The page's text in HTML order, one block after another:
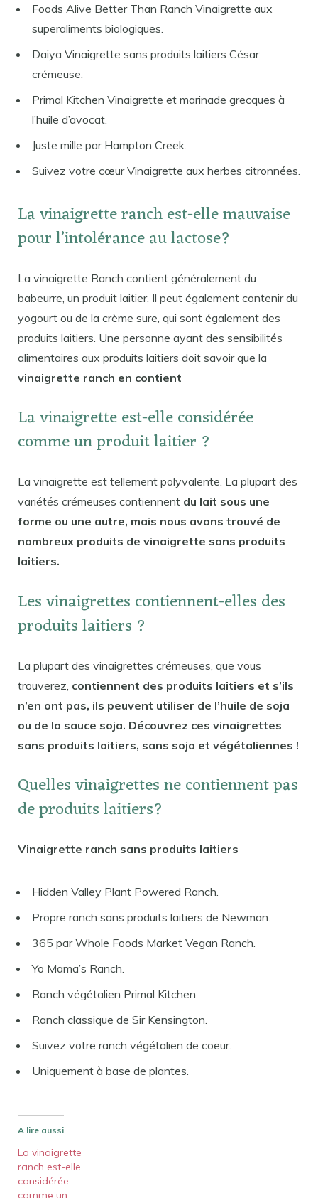
Foods Alive Better Than Ranch Vinaigrette aux
superaliments biologiques.
Daiya Vinaigrette sans produits laitiers César
crémeuse.
Primal Kitchen Vinaigrette et marinade grecques à
l’huile d’avocat.
Juste mille par Hampton Creek.
Suivez votre cœur Vinaigrette aux herbes citronnées.
La vinaigrette ranch est-elle mauvaise
pour l’intolérance au lactose?
La vinaigrette Ranch contient généralement du
babeurre, un produit laitier. Il peut également contenir du
yogourt ou de la crème sure, qui sont également des
produits laitiers. Une personne ayant des sensibilités
alimentaires aux produits laitiers doit savoir que la
vinaigrette ranch en contient
La vinaigrette est-elle considérée
comme un produit laitier ?
La vinaigrette est tellement polyvalente. La plupart des
variétés crémeuses contiennent du lait sous une
forme ou une autre, mais nous avons trouvé de
nombreux produits de vinaigrette sans produits
laitiers.
Les vinaigrettes contiennent-elles des
produits laitiers ?
La plupart des vinaigrettes crémeuses, que vous
trouverez, contiennent des produits laitiers et s’ils
n’en ont pas, ils peuvent utiliser de l’huile de soja
ou de la sauce soja. Découvrez ces vinaigrettes
sans produits laitiers, sans soja et végétaliennes !
Quelles vinaigrettes ne contiennent pas
de produits laitiers?
Vinaigrette ranch sans produits laitiers
Hidden Valley Plant Powered Ranch.
Propre ranch sans produits laitiers de Newman.
365 par Whole Foods Market Vegan Ranch.
Yo Mama’s Ranch.
Ranch végétalien Primal Kitchen.
Ranch classique de Sir Kensington.
Suivez votre ranch végétalien de coeur.
Uniquement à base de plantes.
A lire aussi
La vinaigrette
ranch est-elle
considérée
comme un